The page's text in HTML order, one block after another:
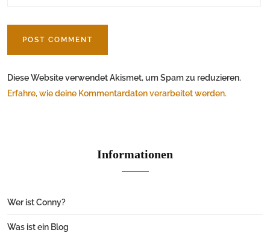
Diese Website verwendet Akismet, um Spam zu reduzieren.
Erfahre, wie deine Kommentardaten verarbeitet werden.
Informationen
Wer ist Conny?
Was ist ein Blog